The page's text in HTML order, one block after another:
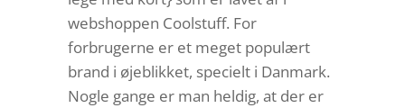
webshoppen Coolstuff. For
forbrugerne er et meget populært
brand i øjeblikket, specielt i Danmark.
Nogle gange er man heldig, at der er